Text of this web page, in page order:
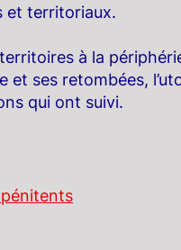
et territoriaux.
à la
ses retombées,
qui ont suivi.